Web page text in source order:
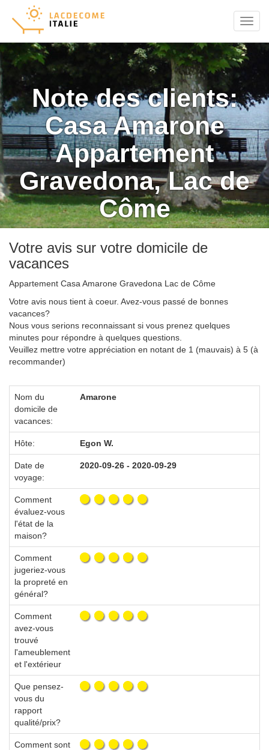
Menu
Note des clients:
Casa Amarone
Appartement
Gravedona, Lac de
Côme
Votre avis sur votre domicile de
vacances
Appartement Casa Amarone Gravedona Lac de Côme
Votre avis nous tient à coeur. Avez-vous passé de bonnes
vacances?
Nous vous serions reconnaissant si vous prenez quelques
minutes pour répondre à quelques questions.
Veuillez mettre votre appréciation en notant de 1 (mauvais) à 5 (à
recommander)
Nom du
domicile de
vacances:
Amarone
Hôte: Egon W.
Date de
voyage:
2020-09-26 - 2020-09-29
Comment
évaluez-vous
l'état de la
maison?
Comment
jugeriez-vous
la propreté en
général?
Comment
avez-vous
trouvé
l'ameublement
et l'extérieur
Que pensez-
vous du
rapport
qualité/prix?
Comment sont